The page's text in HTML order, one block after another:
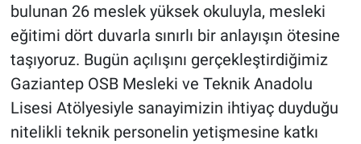
bulunan 26 meslek yüksek okuluyla, mesleki
eğitimi dört duvarla sınırlı bir anlayışın ötesine
taşıyoruz. Bugün açılışını gerçekleştirdiğimiz
Gaziantep OSB Mesleki ve Teknik Anadolu
Lisesi Atölyesiyle sanayimizin ihtiyaç duyduğu
nitelikli teknik personelin yetişmesine katkı